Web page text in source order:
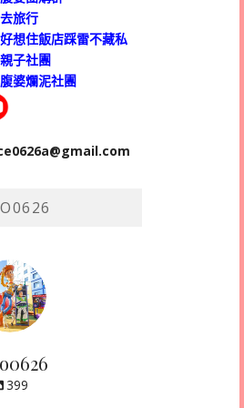
旅行
好想住飯店踩雷不藏私
子社團
婆爛泥社團
399